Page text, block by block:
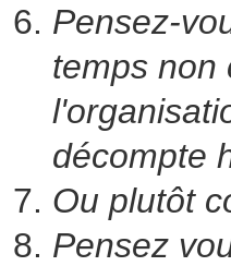
Pensez-
temps non
décompte
Ou plutôt
Pensez